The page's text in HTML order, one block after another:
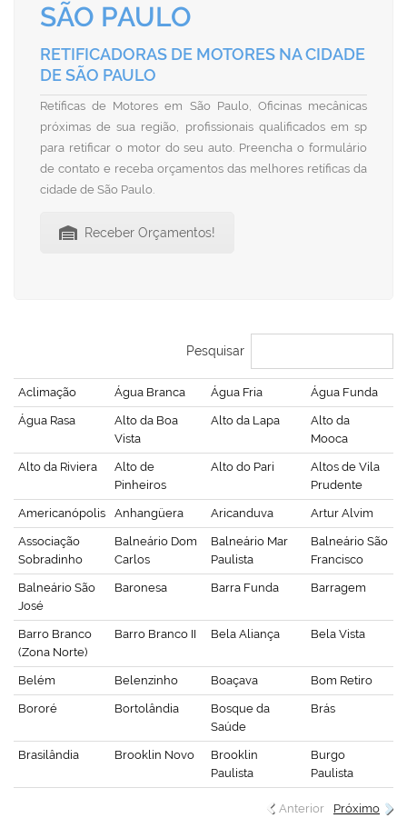
SÃO PAULO
RETIFICADORAS DE MOTORES NA CIDADE
DE SÃO PAULO
Retíficas de Motores em São Paulo, Oficinas mecânicas
próximas de sua região, profissionais qualificados em sp
para retificar o motor do seu auto. Preencha o formulário
de contato e receba orçamentos das melhores retíficas da
cidade de São Paulo.
Receber Orçamentos!
Pesquisar
Aclimação Água Branca Água Fria Água Funda
Água Rasa
Alto da Boa
Vista
Alto da Lapa
Alto da
Mooca
Alto da Riviera
Alto de
Pinheiros
Alto do Pari
Altos de Vila
Prudente
Americanópolis Anhangüera Aricanduva Artur Alvim
Associação
Sobradinho
Balneário Dom
Carlos
Balneário Mar
Paulista
Balneário São
Francisco
Balneário São
José
Baronesa Barra Funda Barragem
Barro Branco
(Zona Norte)
Barro Branco II Bela Aliança Bela Vista
Belém Belenzinho Boaçava Bom Retiro
Bororé Bortolândia
Bosque da
Saúde
Brás
Brasilândia Brooklin Novo
Brooklin
Paulista
Burgo
Paulista
Anterior Próximo